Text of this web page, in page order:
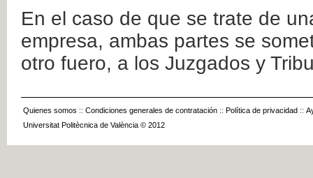
En el caso de que se trate de
empresa, ambas partes se
otro fuero, a los Juzgados y
Quienes somos :: Condiciones generales de contratación :: Política de privacidad ::
Universitat Politècnica de València © 2012